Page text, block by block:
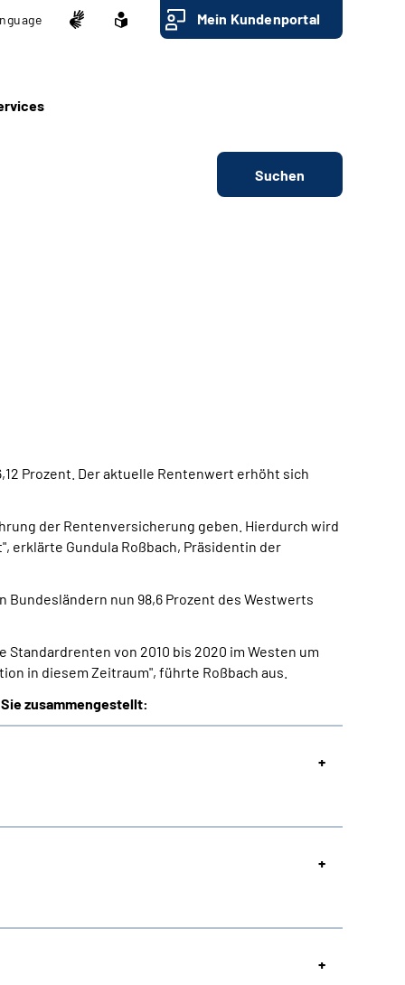
Mein Kundenportal
Suchen
Prozent. Der aktuelle Rentenwert erhöht sich
der Rentenversicherung geben. Hierdurch wird
erklärte Gundula Roßbach, Präsidentin der
nun 98,6 Prozent des Westwerts
von 2010 bis 2020 im Westen um
in diesem Zeitraum", führte Roßbach aus.
zusammengestellt: